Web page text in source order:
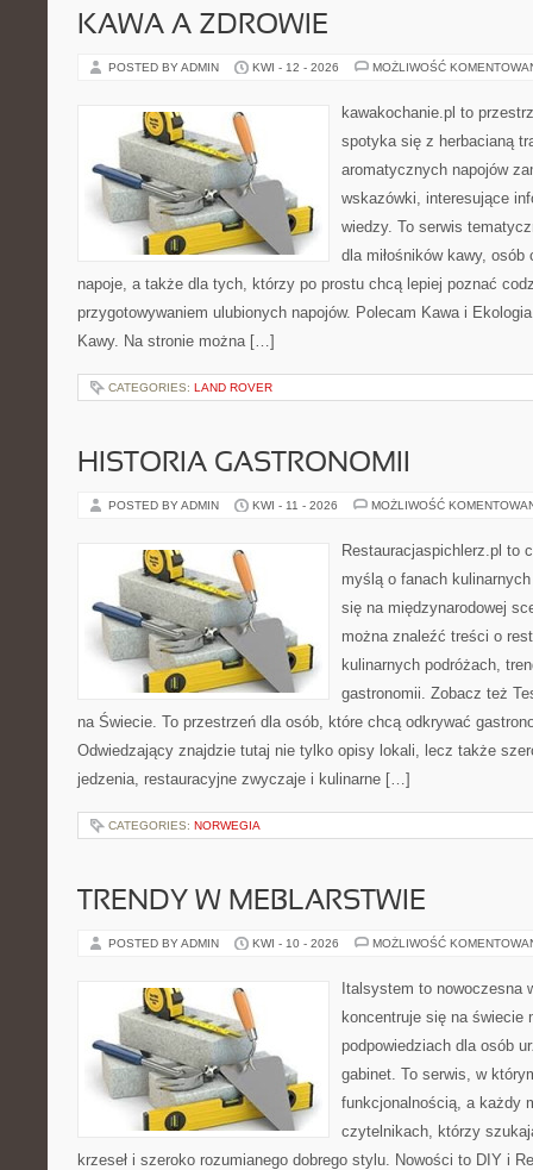
KAWA A ZDROWIE
POSTED BY ADMIN KWI - 12 - 2026 MOŻLIWOŚĆ
kawakochanie.pl to
spotyka się z herbacianą
aromatycznych napojów
wskazówki, interesujące
wiedzy. To serwis
dla miłośników kawy,
napoje, a także dla tych, którzy po prostu chcą lepiej poznać
przygotowywaniem ulubionych napojów. Polecam Kawa i
Kawy. Na stronie można […]
CATEGORIES: LAND ROVER
HISTORIA GASTRONOMII
POSTED BY ADMIN KWI - 11 - 2026 MOŻLIWOŚĆ
Restauracjaspichlerz.pl to
myślą o fanach
się na międzynarodowej
można znaleźć treści o
kulinarnych podróżach,
gastronomii. Zobacz też
na Świecie. To przestrzeń dla osób, które chcą odkrywać
Odwiedzający znajdzie tutaj nie tylko opisy lokali, lecz także
jedzenia, restauracyjne zwyczaje i kulinarne […]
CATEGORIES: NORWEGIA
TRENDY W MEBLARSTWIE
POSTED BY ADMIN KWI - 10 - 2026 MOŻLIWOŚĆ
Italsystem to nowoczesna
koncentruje się na świecie
podpowiedziach dla osób
gabinet. To serwis, w
funkcjonalnością, a każdy
czytelnikach, którzy
krzeseł i szeroko rozumianego dobrego stylu. Nowości to DIY i